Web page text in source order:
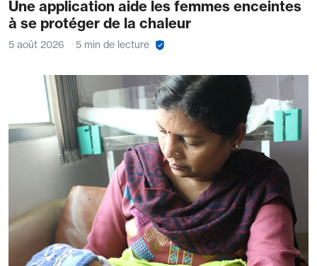
Une application aide les femmes enceintes
à se protéger de la chaleur
5 août 2026 5 min de lecture